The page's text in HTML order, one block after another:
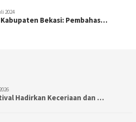
2024
Kabupaten Bekasi: Pembahas…
Hadirkan Keceriaan dan …